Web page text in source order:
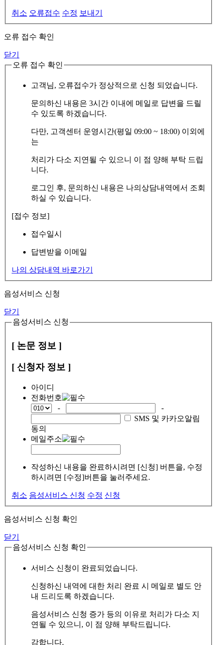
취소 오류접수 수정 보내기
오류 접수 확인
닫기
오류 접수 확인
고객님, 오류접수가 정상적으로 신청 되었습니다.
문의하신 내용은 3시간 이내에 메일로 답변을 드릴
수 있도록 하겠습니다.
다만, 고객센터 운영시간(평일 09:00 ~ 18:00) 이외에
는
처리가 다소 지연될 수 있으니 이 점 양해 부탁 드립
니다.
로그인 후, 문의하신 내용은 나의상담내역에서 조회
하실 수 있습니다.
[접수 정보]
접수일시
답변받을 이메일
나의 상담내역 바로가기
음성서비스 신청
닫기
음성서비스 신청
[ 논문 정보 ]
[ 신청자 정보 ]
아이디
전화번호
-
-
SMS 및 카카오알림
동의
메일주소
작성하신 내용을 완료하시려면 [신청] 버튼을, 수정
하시려면 [수정]버튼을 눌러주세요.
취소 음성서비스 신청 수정 신청
음성서비스 신청 확인
닫기
음성서비스 신청 확인
서비스 신청이 완료되었습니다.
신청하신 내역에 대한 처리 완료 시 메일로 별도 안
내 드리도록 하겠습니다.
음성서비스 신청 증가 등의 이유로 처리가 다소 지
연될 수 있으니, 이 점 양해 부탁드립니다.
감합니다.